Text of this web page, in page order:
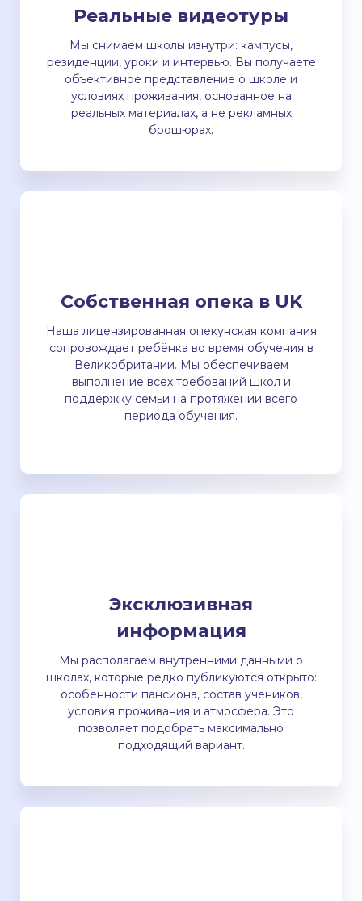
Реальные видеотуры
Мы снимаем школы изнутри: кампусы,
резиденции, уроки и интервью. Вы получаете
объективное представление о школе и
условиях проживания, основанное на
реальных материалах, а не рекламных
брошюрах.
Собственная опека в UK
Наша лицензированная опекунская компания
сопровождает ребёнка во время обучения в
Великобритании. Мы обеспечиваем
выполнение всех требований школ и
поддержку семьи на протяжении всего
периода обучения.
Эксклюзивная
информация
Мы располагаем внутренними данными о
школах, которые редко публикуются открыто:
особенности пансиона, состав учеников,
условия проживания и атмосфера. Это
позволяет подобрать максимально
подходящий вариант.